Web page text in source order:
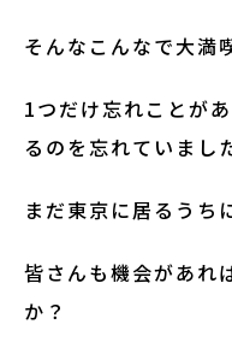
そんなこんなで大満
1つだけ忘れことが
るのを忘れていまし
まだ東京に居るうち
皆さんも機会があれ
か？